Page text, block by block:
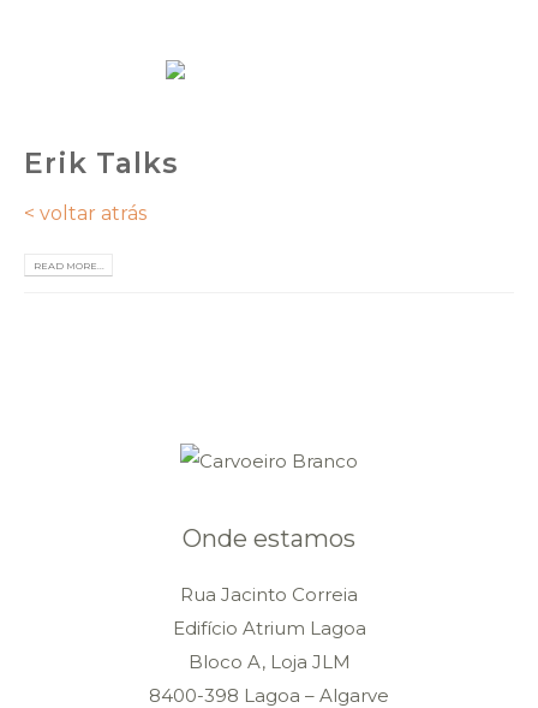
Erik Talks
< voltar atrás
READ MORE...
Onde estamos
Rua Jacinto Correia
Edifício Atrium Lagoa
Bloco A, Loja JLM
8400-398 Lagoa – Algarve